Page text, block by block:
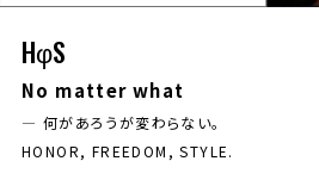
HφS
No matter what
— 何があろうが変わらない。
HONOR, FREEDOM, STYLE.